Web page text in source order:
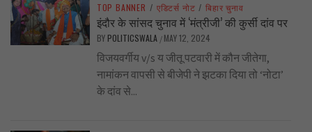
TOP BANNER / एडिटर्स नोट / बिहार चुनाव
इंदौर के सांसद चुनाव में ‘मंत्रीजी’ की कुर्सी दांव पर
BY POLITICSWALA / MAY 12, 2024
विजयवर्गीय v/s य जीतू पटवारी में कौन जीतेगा,
नामांकन वापसी से बीजेपी ने झटका दिया तो ‘नोटा’
के दांव से...